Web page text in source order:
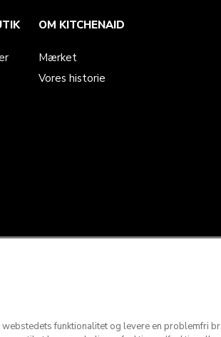
OM KITCHENAID
Mærket
Vores historie
funktionalitet og levere en problemfri